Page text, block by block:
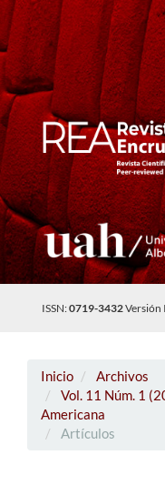
Navegación
principal
Contenido
principal
Barra
lateral
ISSN:0719-3432Versión
Inicio
Archivos
Vol. 11 Núm. 1
Americana
Artículos